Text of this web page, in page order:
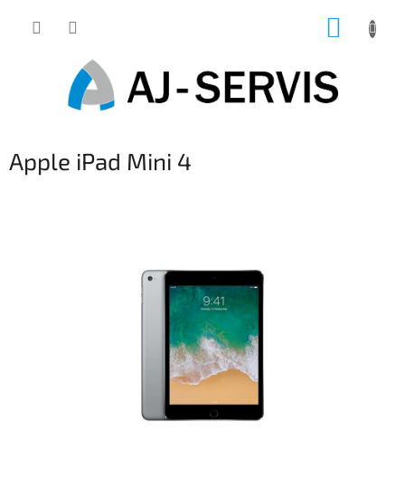
Apple iPad Mini 4